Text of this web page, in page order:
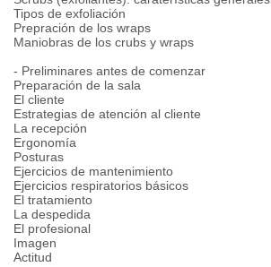
Tipos de exfoliación
Prepración de los wraps
Maniobras de los crubs y wraps
- Preliminares antes de comenzar
Preparación de la sala
El cliente
Estrategias de atención al cliente
La recepción
Ergonomía
Posturas
Ejercicios de mantenimiento
Ejercicios respiratorios básicos
El tratamiento
La despedida
El profesional
Imagen
Actitud